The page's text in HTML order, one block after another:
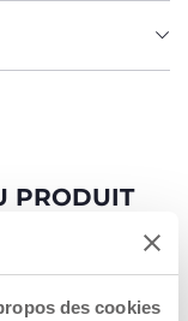
des cookies
PRODUIT